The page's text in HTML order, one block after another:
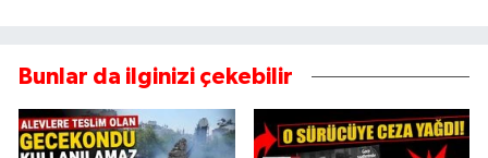
Bunlar da ilginizi çekebilir